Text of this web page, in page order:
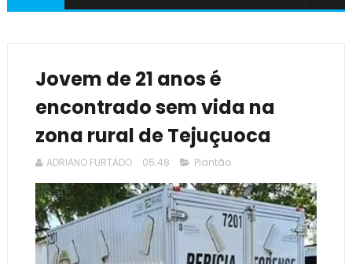
Jovem de 21 anos é
encontrado sem vida na
zona rural de Tejuçuoca
ADRIANO FURTADO 05:48 Plantão